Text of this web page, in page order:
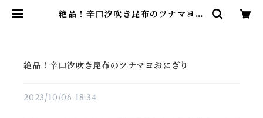
絶品！辛口汐吹き昆布のツナマヨお
絶品！辛口汐吹き昆布のツナマヨおにぎり
2023/10/06 18:34